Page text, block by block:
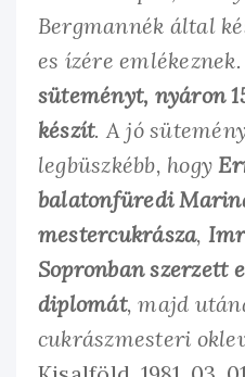
Bergmannék által
es ízére emlékeznek.
süteményt, nyáron
készít. A jó
legbüszkébb, hogy
balatonfüredi
mestercukrásza,
Sopronban szerzett
diplomát, majd
cukrászmesteri